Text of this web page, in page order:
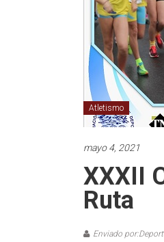
Atletismo
mayo 4, 2021
XXXII
Ruta
Enviado